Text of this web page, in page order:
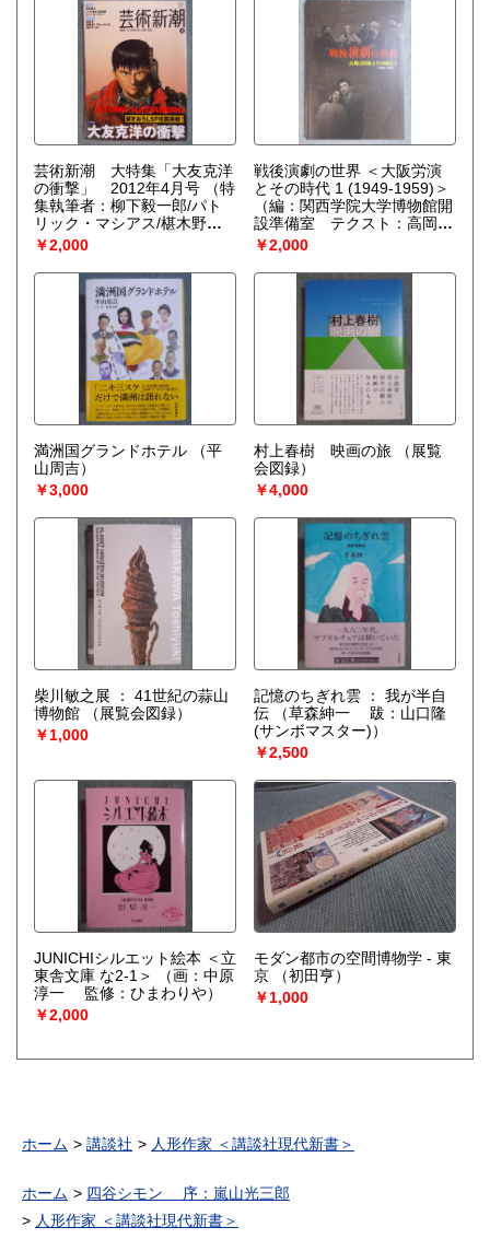
芸術新潮 大特集「大友克洋
の衝撃」 2012年4月号
（特
集執筆者：柳下毅一郎/パト
リック・マシアス/椹木野衣
ほか）
￥2,000
戦後演劇の世界 ＜大阪労演
とその時代 1 (1949-1959)＞
（編：関西学院大学博物館開
設準備室 テクスト：高岡裕
之ほか）
￥2,000
満洲国グランドホテル
（平
山周吉）
￥3,000
村上春樹 映画の旅
（展覧
会図録）
￥4,000
柴川敏之展 ： 41世紀の蒜山
博物館
（展覧会図録）
￥1,000
記憶のちぎれ雲 ： 我が半自
伝
（草森紳一 跋：山口隆
(サンボマスター)）
￥2,500
JUNICHIシルエット絵本 ＜立
東舎文庫 な2-1＞
（画：中原
淳一 監修：ひまわりや）
￥2,000
モダン都市の空間博物学 - 東
京
（初田亨）
￥1,000
ホーム 講談社 人形作家 ＜講談社現代新書＞
ホーム
四谷シモン 序：嵐山光三郎
人形作家 ＜講談社現代新書＞